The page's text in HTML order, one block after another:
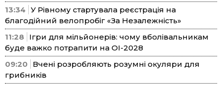
13:34 У Рівному стартувала реєстрація на
благодійний велопробіг «За Незалежність»
11:28
Ігри для мільйонерів: чому вболівальникам
буде важко потрапити на ОІ-2028
09:20
Вчені розробляють розумні окуляри для
грибників